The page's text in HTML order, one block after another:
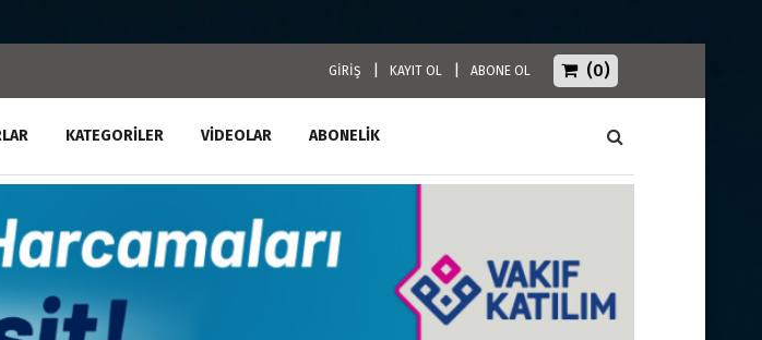
GİRİŞ KAYIT OL ABONE OL (0)
KATEGORILER VIDEOLAR ABONELİK